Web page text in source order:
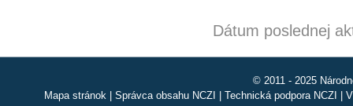
Dátum poslednej
© 2011 - 2025
Mapa stránok| Správca obsahu NCZI Technická podpora NCZI